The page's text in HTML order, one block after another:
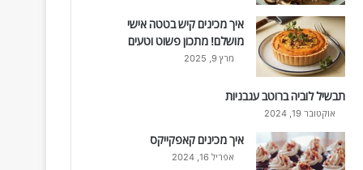
איך מכינים קיש בטטה אישי
מושלם! מתכון פשוט וטעים
מרץ 9, 2025
תבשיל לוביה ברוטב עגבניות
אוקטובר 19, 2024
איך מכינים קאפקייקס
אפריל 16, 2024